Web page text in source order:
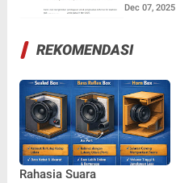
Dec 07, 2025
REKOMENDASI
Rahasia Suara